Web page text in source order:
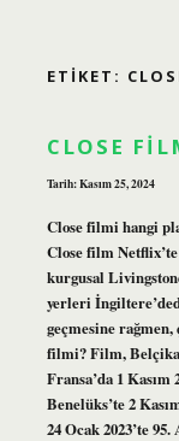
ETIKET:
CLOSE
Tarih: Kasım 25, 2024
Close filmi hangi
Close film
kurgusal
yerleri
geçmesine
filmi? Film,
Fransa’da 1
Benelüks’te 2
24 Ocak 2023’te